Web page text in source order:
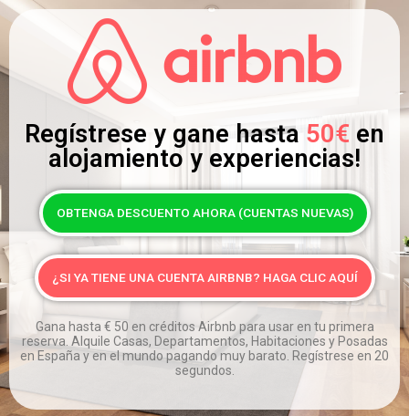
Regístrese y gane hasta 50€ en
alojamiento y experiencias!
OBTENGA DESCUENTO AHORA (CUENTAS NUEVAS)
¿SI YA TIENE UNA CUENTA AIRBNB? HAGA CLIC AQUÍ
Gana hasta € 50 en créditos Airbnb para usar en tu primera
reserva. Alquile Casas, Departamentos, Habitaciones y Posadas
en España y en el mundo pagando muy barato. Regístrese en 20
segundos.